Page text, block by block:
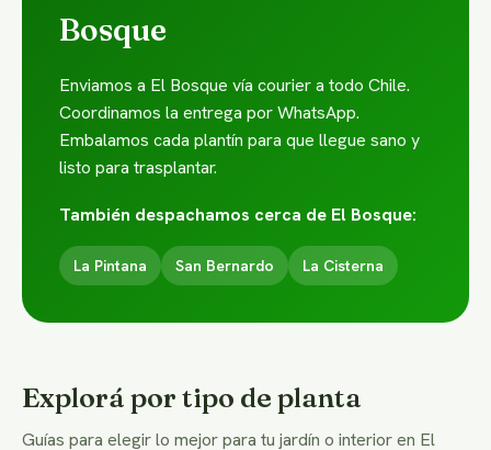
Bosque
Enviamos a El Bosque vía courier a todo Chile.
Coordinamos la entrega por WhatsApp.
Embalamos cada plantín para que llegue sano y
listo para trasplantar.
También despachamos cerca de El Bosque:
La Pintana San Bernardo La Cisterna
Explorá por tipo de planta
Guías para elegir lo mejor para tu jardín o interior en El